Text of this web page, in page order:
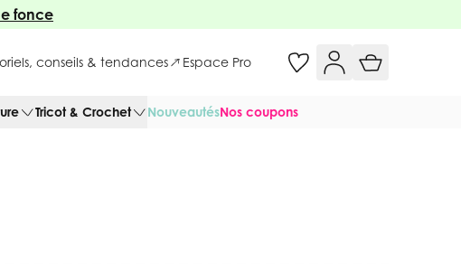
fonce
conseils & tendances Espace Pro
Tricot & Crochet NouveautésNos coupons